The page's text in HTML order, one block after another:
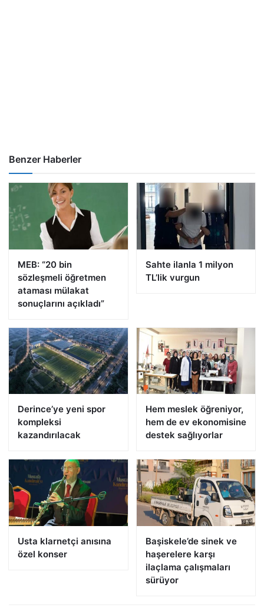
Benzer Haberler
MEB: “20 bin
sözleşmeli öğretmen
ataması mülakat
sonuçlarını açıkladı”
Sahte ilanla 1 milyon
TL’lik vurgun
Derince’ye yeni spor
kompleksi
kazandırılacak
Hem meslek öğreniyor,
hem de ev ekonomisine
destek sağlıyorlar
Usta klarnetçi anısına
özel konser
Başiskele’de sinek ve
haşerelere karşı
ilaçlama çalışmaları
sürüyor